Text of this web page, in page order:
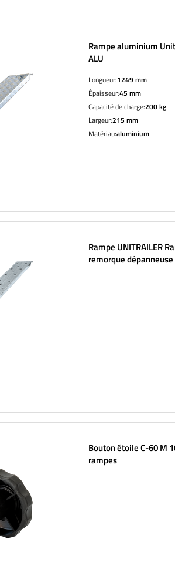
Rampe aluminium
ALU
Longueur:1249 mm
Épaisseur:45 mm
Capacité de charge:200 kg
Largeur:215 mm
Matériau:aluminium
Rampe UNITRAILER
remorque
Bouton étoile C-60 M
rampes